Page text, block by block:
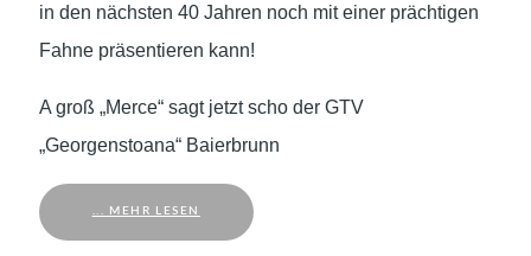
in den nächsten 40 Jahren noch mit einer prächtigen
Fahne präsentieren kann!
A groß „Merce“ sagt jetzt scho der GTV
„Georgenstoana“ Baierbrunn
... MEHR LESEN